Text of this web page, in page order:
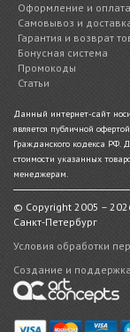
Оформление и
Самовывоз и
Гарантия и возврат
Бонусная система
Промокоды
Статьи
Данный интернет-сайт
является публичной
Гражданского кодекса РФ.
стоимости указанных
менеджерам.
© Copyright 2005 –
Санкт-Петербург
Условия обработки
Создание и